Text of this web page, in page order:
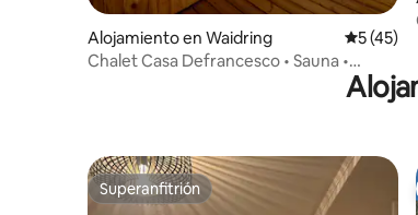
Alojamiento en Waidring
5 (45)
Chalet Casa Defrancesco • Sauna •
Superanfitrión
Superanfitrión